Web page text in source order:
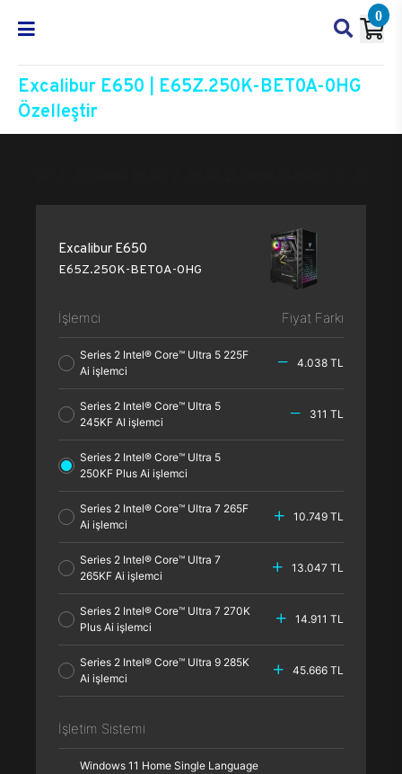
0
Excalibur E650 | E65Z.250K-BET0A-0HG
Özelleştir
Excalibur E650
E65Z.250K-BET0A-0HG
İşlemci Fiyat Farkı
Series 2 Intel® Core™ Ultra 5 225F
Ai işlemci
4.038 TL
Series 2 Intel® Core™ Ultra 5
245KF AI işlemci
311 TL
Series 2 Intel® Core™ Ultra 5
250KF Plus Ai işlemci
Series 2 Intel® Core™ Ultra 7 265F
Ai işlemci
10.749 TL
Series 2 Intel® Core™ Ultra 7
265KF Ai işlemci
13.047 TL
Series 2 Intel® Core™ Ultra 7 270K
Plus Ai işlemci
14.911 TL
Series 2 Intel® Core™ Ultra 9 285K
Ai işlemci
45.666 TL
İşletim Sistemi
Windows 11 Home Single Language